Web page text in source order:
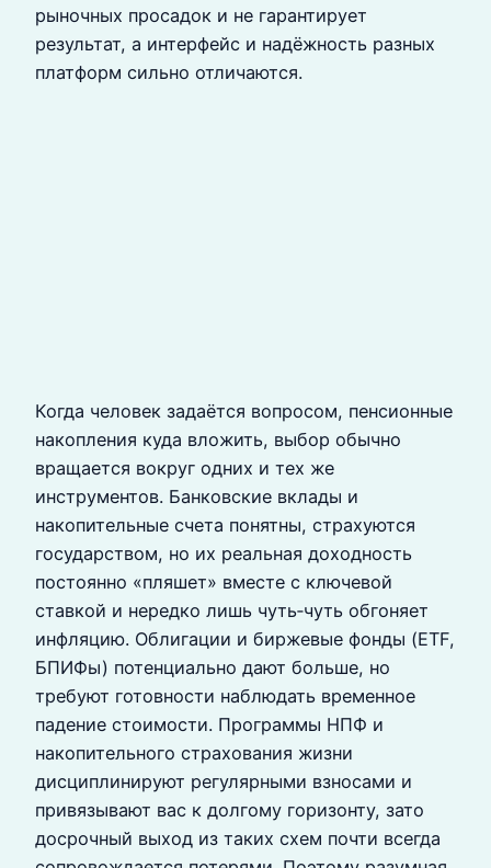
рыночных просадок и не гарантирует
результат, а интерфейс и надёжность разных
платформ сильно отличаются.
Когда человек задаётся вопросом, пенсионные
накопления куда вложить, выбор обычно
вращается вокруг одних и тех же
инструментов. Банковские вклады и
накопительные счета понятны, страхуются
государством, но их реальная доходность
постоянно «пляшет» вместе с ключевой
ставкой и нередко лишь чуть‑чуть обгоняет
инфляцию. Облигации и биржевые фонды (ETF,
БПИФы) потенциально дают больше, но
требуют готовности наблюдать временное
падение стоимости. Программы НПФ и
накопительного страхования жизни
дисциплинируют регулярными взносами и
привязывают вас к долгому горизонту, зато
досрочный выход из таких схем почти всегда